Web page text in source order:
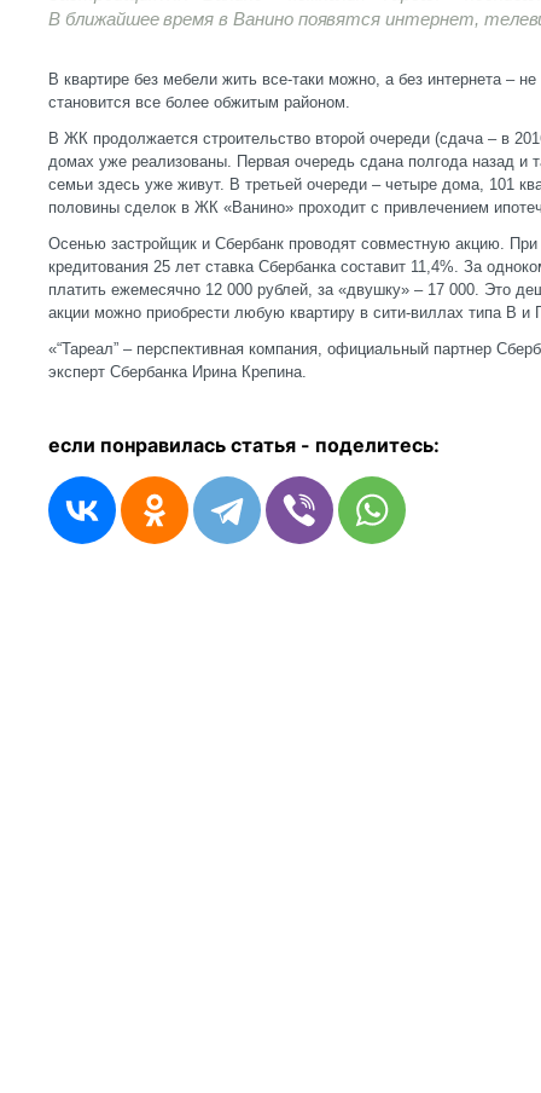
В ближайшее время в Ванино появятся интернет,
В квартире без мебели жить все-таки можно, а без интернета –
становится все более обжитым районом.
В ЖК продолжается строительство второй очереди (сдача – в
домах уже реализованы. Первая очередь сдана полгода назад и
семьи здесь уже живут. В третьей очереди – четыре дома, 101
половины сделок в ЖК «Ванино» проходит с привлечением
Осенью застройщик и Сбербанк проводят совместную акцию. При
кредитования 25 лет ставка Сбербанка составит 11,4%. За
платить ежемесячно 12 000 рублей, за «двушку» – 17 000. Это
акции можно приобрести любую квартиру в сити-виллах типа В и
«“Тареал” – перспективная компания, официальный партнер
эксперт Сбербанка Ирина Крепина.
если понравилась статья - поделитесь: